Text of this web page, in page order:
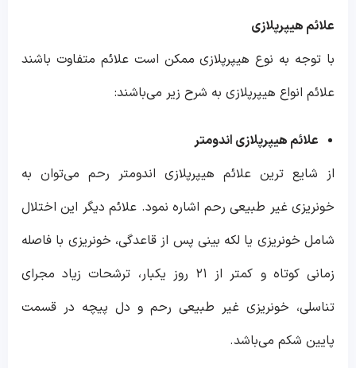
علائم هیپرپلازی
با توجه به نوع هیپرپلازی ممکن است علائم متفاوت باشند
علائم انواع هیپرپلازی به شرح زیر می‌باشند:
علائم هیپرپلازی اندومتر
از شایع ترین علائم هیپرپلازی اندومتر رحم می‌توان به
خونریزی غیر طبیعی رحم اشاره نمود. علائم دیگر این اختلال
شامل خونریزی یا لکه بینی پس از قاعدگی، خونریزی با فاصله
زمانی کوتاه و کمتر از ۲۱ روز یکبار، ترشحات زیاد مجرای
تناسلی، خونریزی غیر طبیعی رحم و دل پیچه در قسمت
پایین شکم می‌باشد.